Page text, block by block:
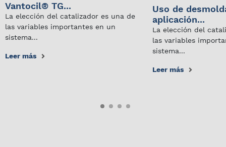
Vantocil® TG...
La elección del catalizador es una de
las variables importantes en un
sistema...
Leer más
Uso de
aplicación...
La elección del
las variables
sistema...
Leer más